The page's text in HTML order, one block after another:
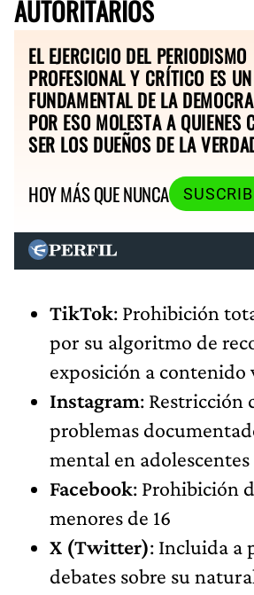
AUTORITARIOS
EL EJERCICIO DEL PERIODISMO
PROFESIONAL Y CRÍTICO ES
FUNDAMENTAL DE LA
POR ESO MOLESTA A QUIENES
SER LOS DUEÑOS DE LA
HOY MÁS QUE NUNCA
TikTok: Prohibición
por su algoritmo de
exposición a contenido
Instagram: Restricción
problemas
mental en adolescentes
Facebook: Prohibición
menores de 16
X (Twitter): Incluida a
debates sobre su